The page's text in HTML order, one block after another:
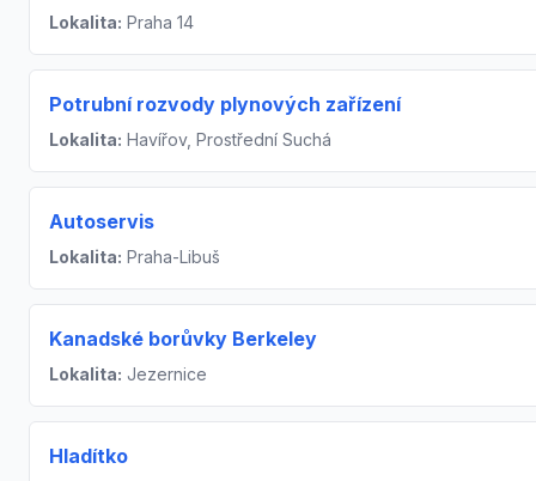
Lokalita: Praha 14
Potrubní rozvody plynových zařízení
Lokalita: Havířov, Prostřední Suchá
Autoservis
Lokalita: Praha-Libuš
Kanadské borůvky Berkeley
Lokalita: Jezernice
Hladítko